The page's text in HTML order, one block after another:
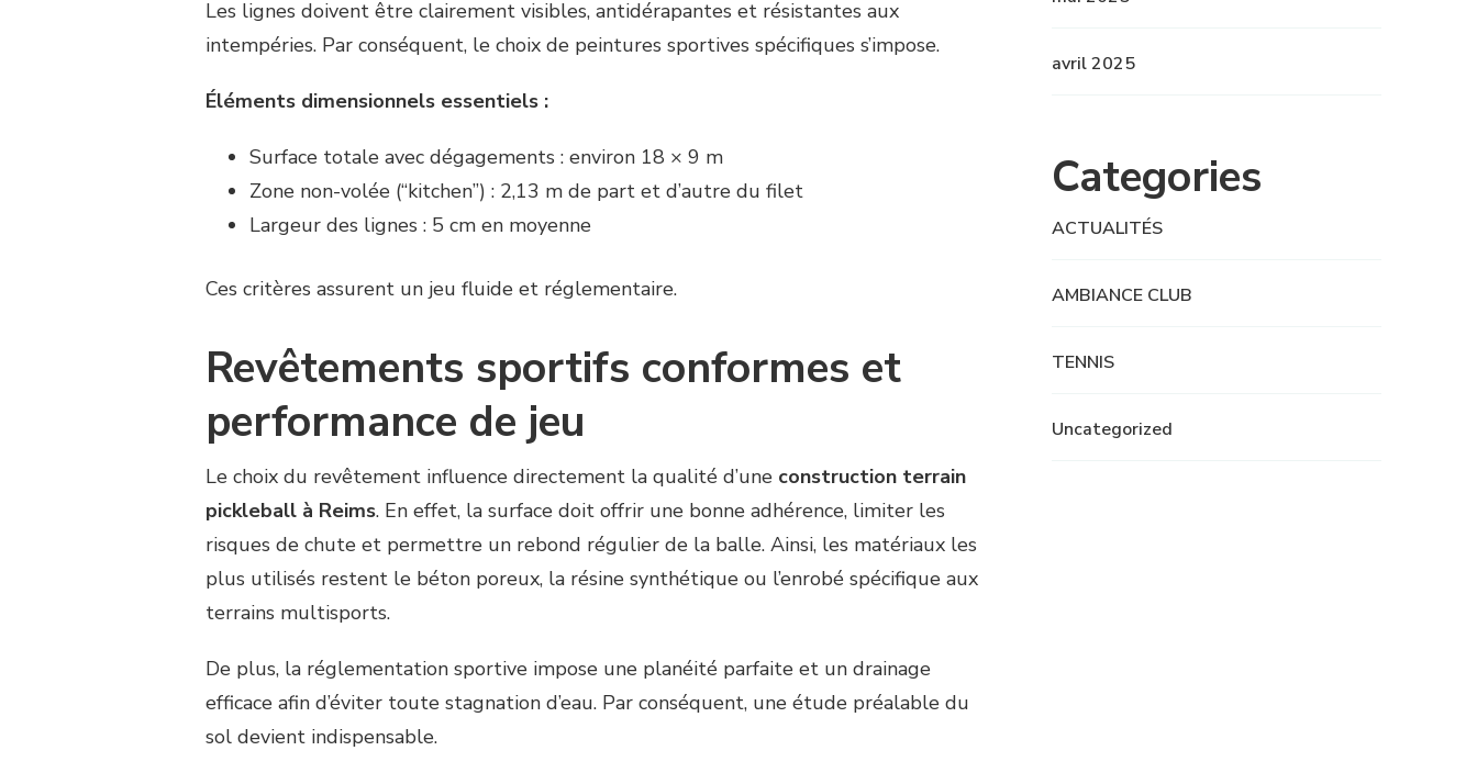
Les lignes doivent être clairement visibles, antidérapantes et résistantes aux
intempéries. Par conséquent, le choix de peintures sportives spécifiques s’impose.
Éléments dimensionnels essentiels :
Surface totale avec dégagements : environ 18 × 9 m
Zone non-volée (“kitchen”) : 2,13 m de part et d’autre du filet
Largeur des lignes : 5 cm en moyenne
Ces critères assurent un jeu fluide et réglementaire.
Revêtements sportifs conformes et
performance de jeu
Le choix du revêtement influence directement la qualité d’une construction terrain
pickleball à Reims. En effet, la surface doit offrir une bonne adhérence, limiter les
risques de chute et permettre un rebond régulier de la balle. Ainsi, les matériaux les
plus utilisés restent le béton poreux, la résine synthétique ou l’enrobé spécifique aux
terrains multisports.
De plus, la réglementation sportive impose une planéité parfaite et un drainage
efficace afin d’éviter toute stagnation d’eau. Par conséquent, une étude préalable du
sol devient indispensable.
avril 2025
Categories
ACTUALITÉS
AMBIANCE CLUB
TENNIS
Uncategorized